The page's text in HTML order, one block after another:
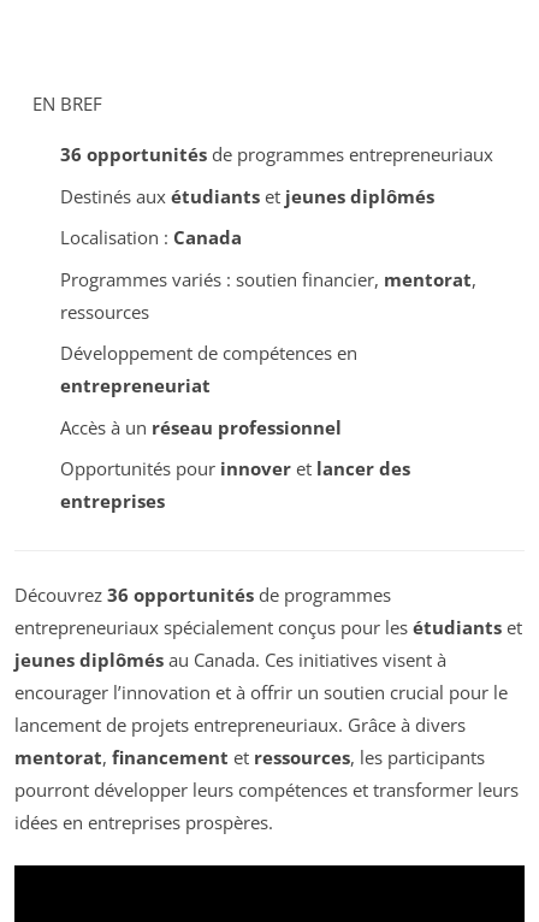
EN BREF
36 opportunitésde programmes entrepreneuriaux
Destinés aux étudiantset jeunes diplômés
Localisation : Canada
Programmes variés : soutien financier, mentorat,
ressources
Développement de compétences en
entrepreneuriat
Accès à un réseau professionnel
Opportunités pour innoveret lancer des
entreprises
Découvrez 36 opportunités de programmes
entrepreneuriaux spécialement conçus pour les étudiants et
jeunes diplômés au Canada. Ces initiatives visent à
encourager l’innovation et à offrir un soutien crucial pour le
lancement de projets entrepreneuriaux. Grâce à divers
mentorat, financement et ressources, les participants
pourront développer leurs compétences et transformer leurs
idées en entreprises prospères.